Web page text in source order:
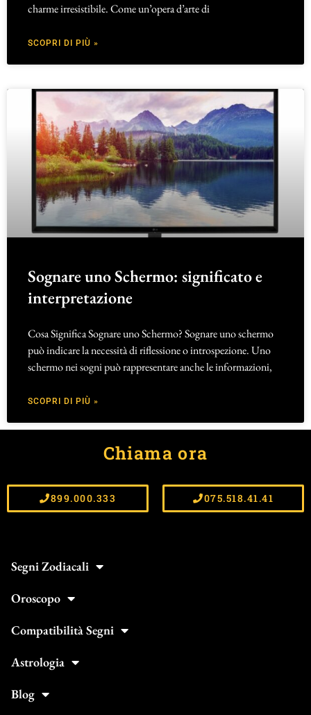
charme irresistibile. Come un’opera d’arte di
SCOPRI DI PIÙ »
Sognare uno Schermo: significato e
interpretazione
Cosa Significa Sognare uno Schermo? Sognare uno schermo
può indicare la necessità di riflessione o introspezione. Uno
schermo nei sogni può rappresentare anche le informazioni,
SCOPRI DI PIÙ »
Chiama ora
899.000.333 075.518.41.41
Segni Zodiacali
Oroscopo
Compatibilità Segni
Astrologia
Blog